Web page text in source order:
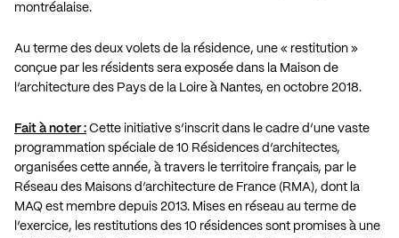
montréalaise.
Au terme des deux volets de la résidence, une « restitution »
conçue par les résidents sera exposée dans la Maison de
l’architecture des Pays de la Loire à Nantes, en octobre 2018.
Fait à noter : Cette initiative s’inscrit dans le cadre d’une vaste
programmation spéciale de 10 Résidences d’architectes,
organisées cette année, à travers le territoire français, par le
Réseau des Maisons d’architecture de France (RMA), dont la
MAQ est membre depuis 2013. Mises en réseau au terme de
l’exercice, les restitutions des 10 résidences sont promises à une